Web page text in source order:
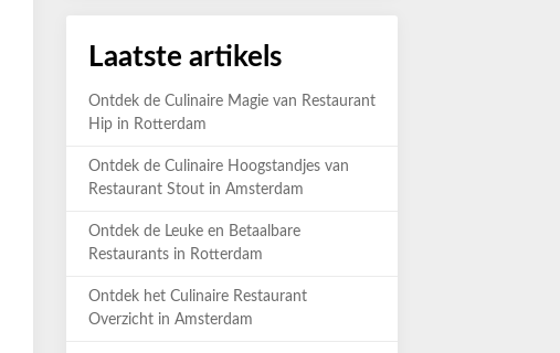
Laatste artikels
Ontdek de Culinaire Magie van Restaurant
Hip in Rotterdam
Ontdek de Culinaire Hoogstandjes van
Restaurant Stout in Amsterdam
Ontdek de Leuke en Betaalbare
Restaurants in Rotterdam
Ontdek het Culinaire Restaurant
Overzicht in Amsterdam